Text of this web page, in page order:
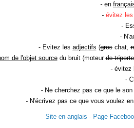
- en
- évitez les
-
-
- Evitez les adjectifs (groschat,
de l'objet sourcedu bruit (moteurde
- évitez
-
- Ne cherchez pas ce que le
- N'écrivez pas ce que vous voulez
Site en anglais - Page